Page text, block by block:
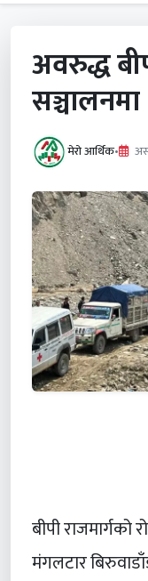
अवरुद्ध
सञ्चालनमा
मेरो आर्थिक•
बीपी राजमार्गको
मंगलटार